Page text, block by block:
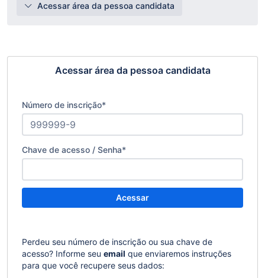
Acessar área da pessoa candidata
Acessar área da pessoa candidata
Número de inscrição*
Chave de acesso / Senha*
Acessar
Perdeu seu número de inscrição ou sua chave de
acesso? Informe seu email que enviaremos instruções
para que você recupere seus dados: